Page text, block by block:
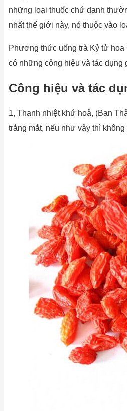
những loại thuốc chứ danh
nhất thế giới này, nó thuộc vào
Phương thức uống trà Kỷ tử hoa
có những công hiệu và tác dụng
Công hiệu và tác
1, Thanh nhiệt khứ hoả, (Ban
trắng mắt, nếu như vậy thì